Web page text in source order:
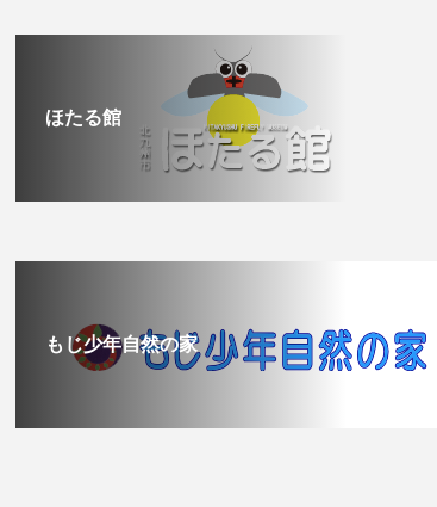
ほたる館
もじ少年自然の家